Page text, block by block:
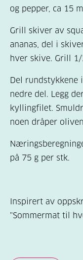
og pepper, ca 15
Grill skiver av
ananas, del i
hver skive. Grill
Del rundstykkene
nedre del. Legg
kyllingfilet.
noen dråper
på 75 g per stk.
Inspirert av
"Sommermat til